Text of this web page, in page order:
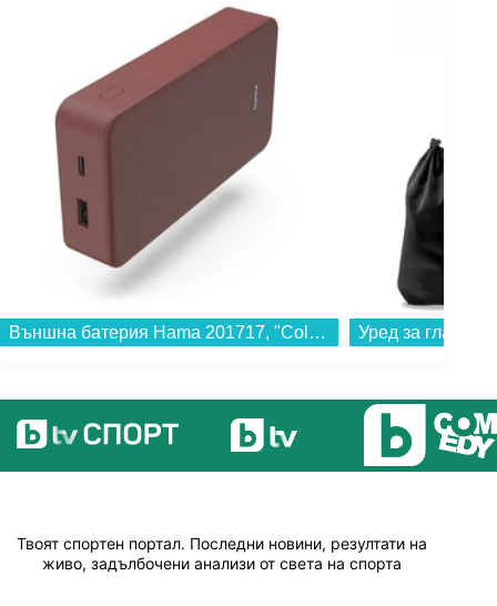
Твоят спортен портал. Последни новини, резултати на
живо, задълбочени анализи от света на спорта